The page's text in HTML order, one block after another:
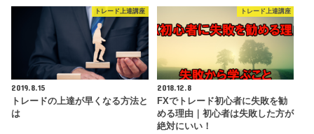
トレード上達講座
2019.8.15
トレードの上達が早くなる方法と
は
トレード上達講座
2018.12.8
FXでトレード初心者に失敗を勧
める理由｜初心者は失敗した方が
絶対にいい！